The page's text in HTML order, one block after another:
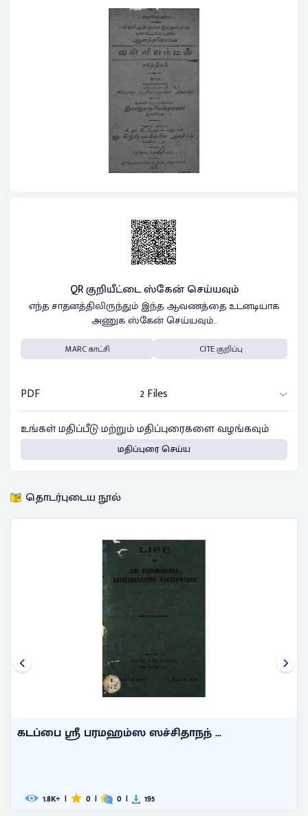
QR குறியீட்டை ஸ்கேன் செய்யவும்
எந்த சாதனத்திலிருந்தும் இந்த ஆவணத்தை உடனடியாக
அணுக ஸ்கேன் செய்யவும்..
MARC காட்சி CITE குறிப்பு
PDF
2 Files
உங்கள் மதிப்பீடு மற்றும் மதிப்புரைகளை வழங்கவும்
மதிப்புரை செய்ய
தொடர்புடைய நூல்
கடப்பை ஸ்ரீ பரமஹம்ஸ ஸச்சிதாநந் ...
1.8K+ | 0 | 0 | 195